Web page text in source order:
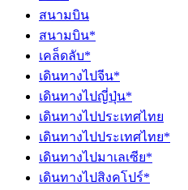
สนามบิน
สนามบิน*
เคล็ดลับ*
เดินทางไปจีน*
เดินทางไปญี่ปุ่น*
เดินทางไปประเทศไทย
เดินทางไปประเทศไทย*
เดินทางไปมาเลเซีย*
เดินทางไปสิงคโปร์*